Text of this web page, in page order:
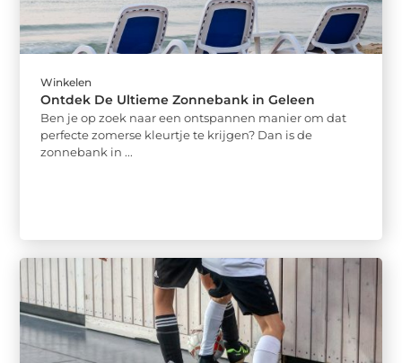
Winkelen
Ontdek De Ultieme Zonnebank in Geleen
Ben je op zoek naar een ontspannen manier om dat
perfecte zomerse kleurtje te krijgen? Dan is de
zonnebank in ...